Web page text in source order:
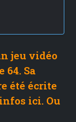
jeu vidéo
64. Sa
été écrite
ici. Ou